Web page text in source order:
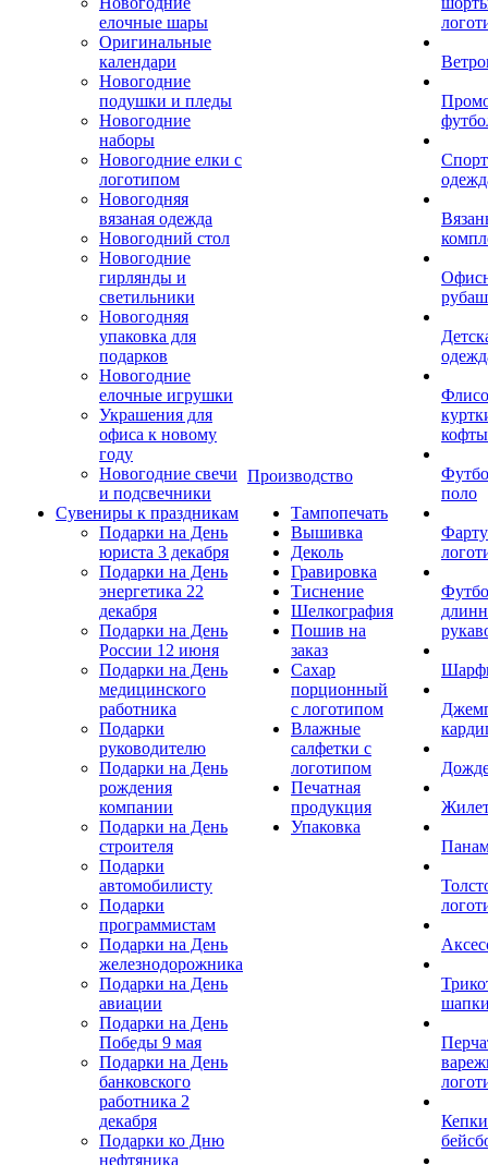
елочные шары
Оригинальные
календари
Новогодние
подушки и пледы
Новогодние
наборы
Новогодние елки с
логотипом
Новогодняя
вязаная одежда
Новогодний стол
Новогодние
гирлянды и
светильники
Новогодняя
упаковка для
подарков
Новогодние
елочные игрушки
Украшения для
офиса к новому
году
Новогодние свечи
и подсвечники
Сувениры к праздникам
Подарки на День
юриста 3 декабря
Подарки на День
энергетика 22
декабря
Подарки на День
России 12 июня
Подарки на День
медицинского
работника
Подарки
руководителю
Подарки на День
рождения
компании
Подарки на День
строителя
Подарки
автомобилисту
Подарки
программистам
Подарки на День
железнодорожника
Подарки на День
авиации
Подарки на День
Победы 9 мая
Подарки на День
банковского
работника 2
декабря
Подарки ко Дню
нефтяника
Производство
Тампопечать
Вышивка
Деколь
Гравировка
Тиснение
Шелкография
Пошив на
заказ
Сахар
порционный
с логотипом
Влажные
салфетки с
логотипом
Печатная
продукция
Упаковка
кофты
поло